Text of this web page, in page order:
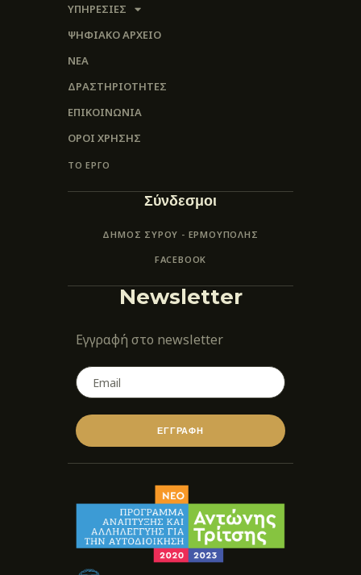
ΥΠΗΡΕΣΙΕΣ
ΨΗΦΙΑΚΌ ΑΡΧΕΊΟ
ΝΕΑ
ΔΡΑΣΤΗΡΙΟΤΗΤΕΣ
ΕΠΙΚΟΙΝΩΝΊΑ
ΌΡΟΙ ΧΡΉΣΗΣ
ΤΟ ΕΡΓΟ
Σύνδεσμοι
ΔΗΜΟΣ ΣΥΡΟΥ - ΕΡΜΟΎΠΟΛΗΣ
FACEBOOK
Newsletter
Εγγραφή στο newsletter
ΕΓΓΡΑΦΗ